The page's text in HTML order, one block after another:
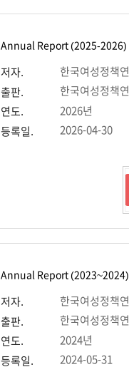
Annual Report (2025-2026)
저자.
한국여성정책
출판.
한국여성정책
연도.
2026년
등록일.
2026-04-30
Annual Report (2023~2024)
저자.
한국여성정책
출판.
한국여성정책
연도.
2024년
등록일.
2024-05-31